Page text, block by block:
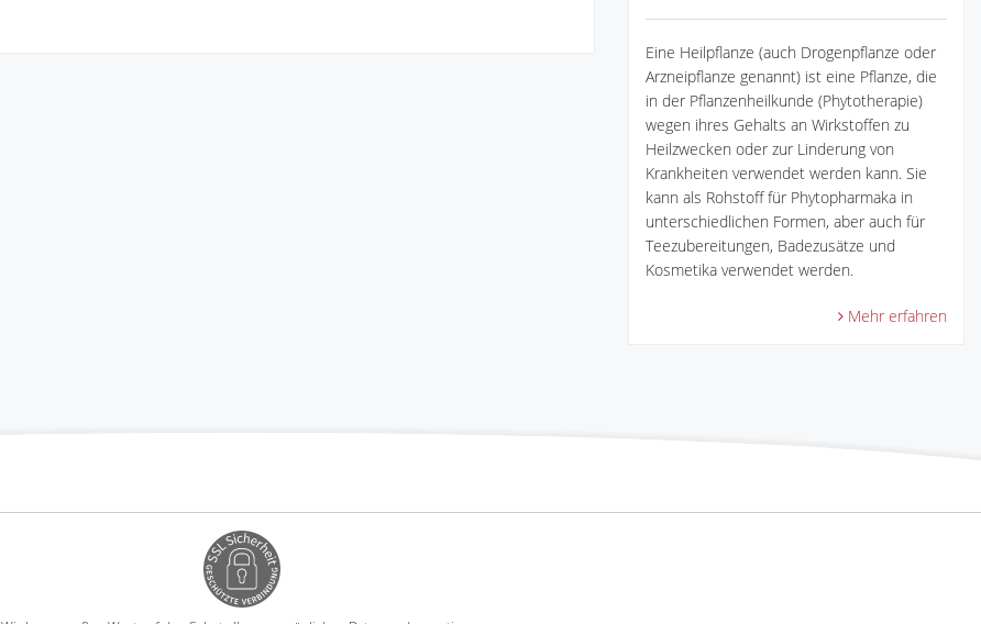
Eine Heilpflanze (auch Drogenpflanze oder
Arzneipflanze genannt) ist eine Pflanze, die
in der Pflanzenheilkunde (Phytotherapie)
wegen ihres Gehalts an Wirkstoffen zu
Heilzwecken oder zur Linderung von
Krankheiten verwendet werden kann. Sie
kann als Rohstoff für Phytopharmaka in
unterschiedlichen Formen, aber auch für
Teezubereitungen, Badezusätze und
Kosmetika verwendet werden.
Mehr erfahren